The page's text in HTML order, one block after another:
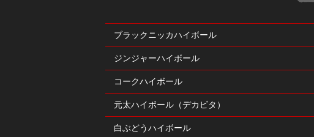
ブラックニッカハイボール
ジンジャーハイボール
コークハイボール
元太ハイボール（デカビタ）
白ぶどうハイボール